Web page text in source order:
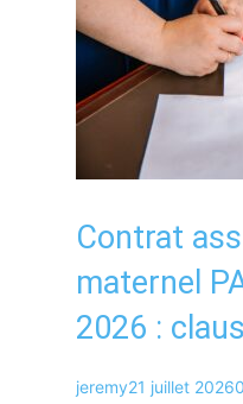
Contrat
maternel
2026 :
jeremy21 juillet 20260